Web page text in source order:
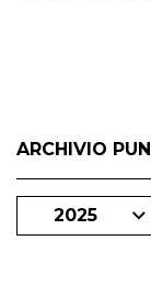
ARCHIVIO
2025